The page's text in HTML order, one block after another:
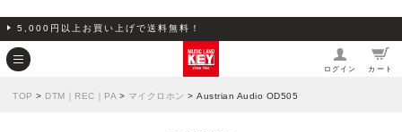
5,000円以上お買い上げで送料無料！
ログイン カート
TOP > DTM｜REC｜PA > マイクロホン > Austrian Audio OD505